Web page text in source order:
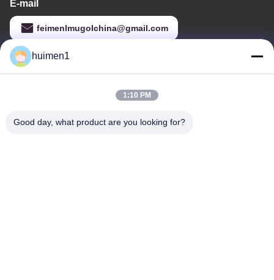
E-mail
feimenlmugolchina@gmail.com
Alamat Kami
South Road, Distrik Baiyun, Kota Guangzhou, Cina
huimen1
1:10 PM
Good day, what product are you looking for?